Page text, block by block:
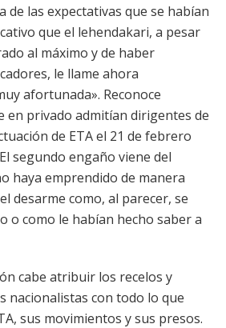
de las expectativas que se habían
que el lehendakari, a pesar
al máximo y de haber
le llame ahora
afortunada». Reconoce
en privado admitían dirigentes de
de ETA el 21 de febrero
segundo engaño viene del
haya emprendido de manera
desarme como, al parecer, se
o como le habían hecho saber a
cabe atribuir los recelos y
nacionalistas con todo lo que
sus movimientos y sus presos.